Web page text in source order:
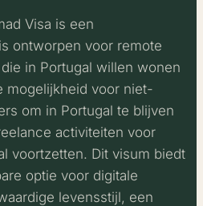
Visa is een
ontworpen voor remote
in Portugal willen wonen
mogelijkheid voor niet-
om in Portugal te blijven
activiteiten voor
voortzetten. Dit visum biedt
optie voor digitale
levensstijl, een